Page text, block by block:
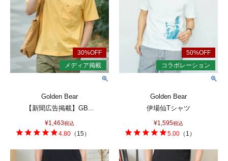
Golden Bear
【新聞広告掲載】GB...
¥1,463税込
4.80 （ 15）
Golden Bear
伊場仙Tシャツ
¥1,595税込
5.00 （ 1 ）